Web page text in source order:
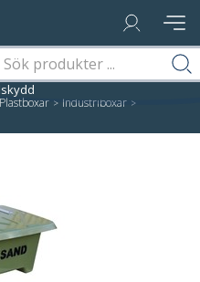
Plastboxar / Industriboxar /